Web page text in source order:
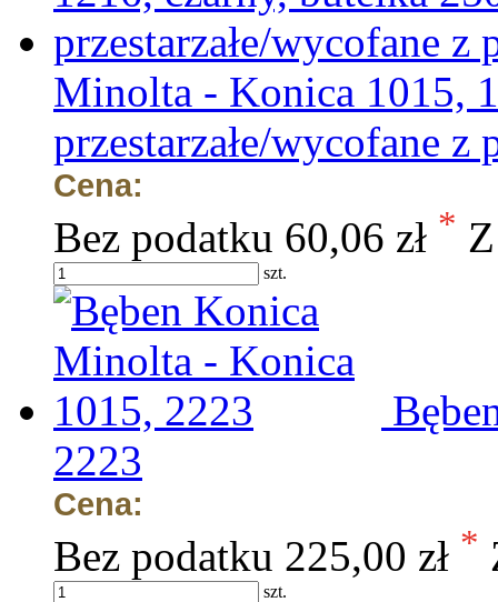
Minolta - Konica 1015,
przestarzałe/wycofane z
Cena:
Bez podatku 60,06 zł *
szt.
2223
Cena:
Bez podatku 225,00 zł *
szt.